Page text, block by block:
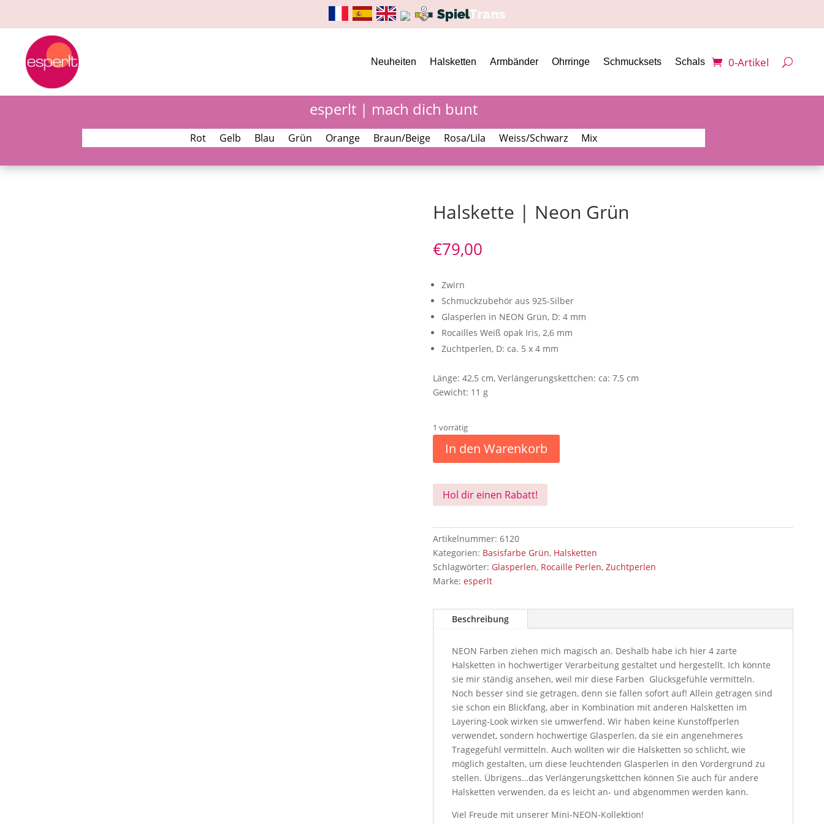
Neuheiten Halsketten Armbänder Ohrringe Schmucksets Schals 0-Artikel
esperlt | mach dich bunt
Rot Gelb Blau Grün Orange Braun/Beige Rosa/Lila Weiss/Schwarz Mix
Halskette | Neon Grün
€79,00
Zwirn
Schmuckzubehör aus 925-Silber
Glasperlen in NEON Grün, D: 4 mm
Rocailles Weiß opak Iris, 2,6 mm
Zuchtperlen, D: ca. 5 x 4 mm
Länge: 42,5 cm, Verlängerungskettchen: ca: 7,5 cm
Gewicht: 11 g
1 vorrätig
In den Warenkorb
Hol dir einen Rabatt!
Artikelnummer:6120
Kategorien: Basisfarbe Grün, Halsketten
Schlagwörter:Glasperlen, Rocaille Perlen,Zuchtperlen
Marke:esperlt
Beschreibung
NEON Farben ziehen mich magisch an. Deshalb habe ich hier 4 zarte
Halsketten in hochwertiger Verarbeitung gestaltet und hergestellt. Ich könnte
sie mir ständig ansehen, weil mir diese Farben Glücksgefühle vermitteln.
Noch besser sind sie getragen, denn sie fallen sofort auf! Allein getragen sind
sie schon ein Blickfang, aber in Kombination mit anderen Halsketten im
Layering-Look wirken sie umwerfend. Wir haben keine Kunstoffperlen
verwendet, sondern hochwertige Glasperlen, da sie ein angenehmeres
Tragegefühl vermitteln. Auch wollten wir die Halsketten so schlicht, wie
möglich gestalten, um diese leuchtenden Glasperlen in den Vordergrund zu
stellen. Übrigens…das Verlängerungskettchen können Sie auch für andere
Halsketten verwenden, da es leicht an- und abgenommen werden kann.
Viel Freude mit unserer Mini-NEON-Kollektion!